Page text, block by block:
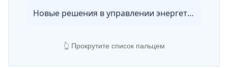
Новые решения в управлении энергетикой предприятия
👆 Прокрутите список пальцем